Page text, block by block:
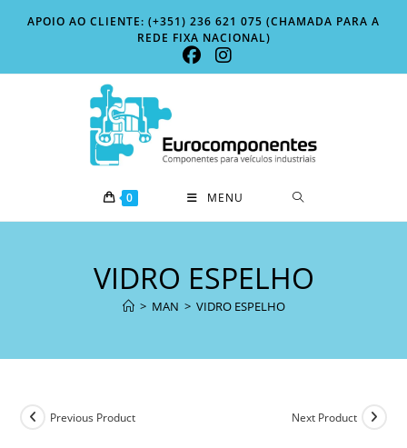
APOIO AO CLIENTE: (+351) 236 621 075 (CHAMADA PARA A
REDE FIXA NACIONAL)
0 MENU
VIDRO ESPELHO
> MAN > VIDRO ESPELHO
Previous Product Next Product